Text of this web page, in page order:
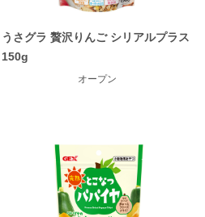
うさグラ 贅沢りんご シリアルプラス
150g
オープン